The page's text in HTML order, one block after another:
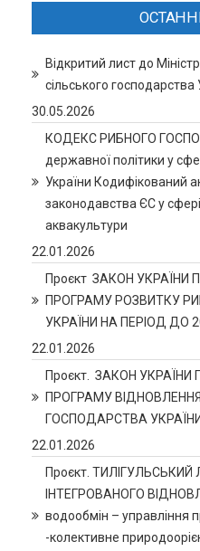
Відкритий лист до
сільського господарства
30.05.2026
КОДЕКС РИБНОГО
державної політики у
України Кодифікований
законодавства ЄС у
аквакультури
22.01.2026
Проєкт ЗАКОН УКРАЇНИ
ПРОГРАМУ РОЗВИТКУ
УКРАЇНИ НА ПЕРІОД ДО
22.01.2026
Проєкт. ЗАКОН
ПРОГРАМУ
ГОСПОДАРСТВА
22.01.2026
Проєкт. ТИЛІГУЛЬСЬКИЙ
ІНТЕГРОВАНОГО
водообмін – управління
-колективне